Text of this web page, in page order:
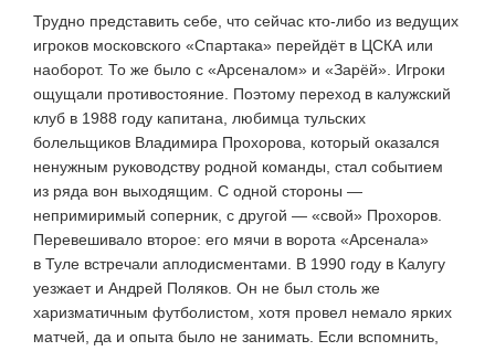
Трудно представить себе, что сейчас кто-либо из ведущих
игроков московского «Спартака» перейдёт в ЦСКА или
наоборот. То же было с «Арсеналом» и «Зарёй». Игроки
ощущали противостояние. Поэтому переход в калужский
клуб в 1988 году капитана, любимца тульских
болельщиков Владимира Прохорова, который оказался
ненужным руководству родной команды, стал событием
из ряда вон выходящим. С одной стороны —
непримиримый соперник, с другой — «свой» Прохоров.
Перевешивало второе: его мячи в ворота «Арсенала»
в Туле встречали аплодисментами. В 1990 году в Калугу
уезжает и Андрей Поляков. Он не был столь же
харизматичным футболистом, хотя провел немало ярких
матчей, да и опыта было не занимать. Если вспомнить,